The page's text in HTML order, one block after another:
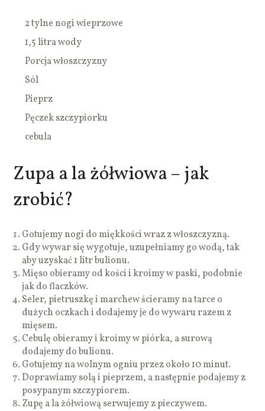
2 tylne nogi wieprzowe
1,5 litra wody
Porcja włoszczyzny
Sól
Pieprz
Pęczek szczypiorku
cebula
Zupa a la żółwiowa – jak
zrobić?
Gotujemy nogi do miękkości wraz z włoszczyzną.
Gdy wywar się wygotuje, uzupełniamy go wodą, tak
aby uzyskać 1 litr bulionu.
Mięso obieramy od kości i kroimy w paski, podobnie
jak do flaczków.
Seler, pietruszkę i marchew ścieramy na tarce o
dużych oczkach i dodajemy je do wywaru razem z
mięsem.
Cebulę obieramy i kroimy w piórka, a surową
dodajemy do bulionu.
Gotujemy na wolnym ogniu przez około 10 minut.
Doprawiamy solą i pieprzem, a następnie podajemy z
posypanym szczypiorem.
Zupę a la żółwiową serwujemy z pieczywem.